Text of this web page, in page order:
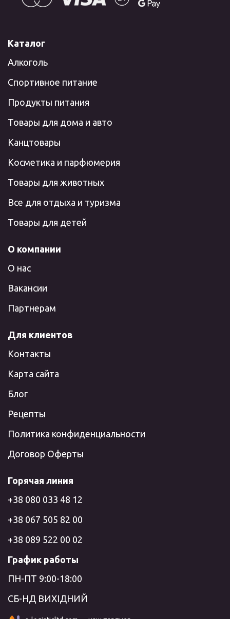
Каталог
Алкоголь
Спортивное питание
Продукты питания
Товары для дома и авто
Канцтовары
Косметика и парфюмерия
Товары для животных
Все для отдыха и туризма
Товары для детей
О компании
О нас
Вакансии
Партнерам
Для клиентов
Контакты
Карта сайта
Блог
Рецепты
Политика конфиденциальности
Договор Оферты
Горячая линия
+38 080 033 48 12
+38 067 505 82 00
+38 089 522 00 02
График работы
ПН-ПТ 9:00-18:00
СБ-НД ВИХІДНИЙ